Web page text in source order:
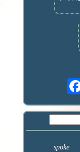
spoke